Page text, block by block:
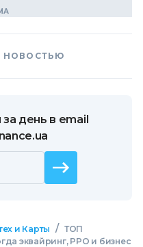
НОВОСТЬЮ
день в email
и Карты / ТОП
эквайринг, РРО и бизнес